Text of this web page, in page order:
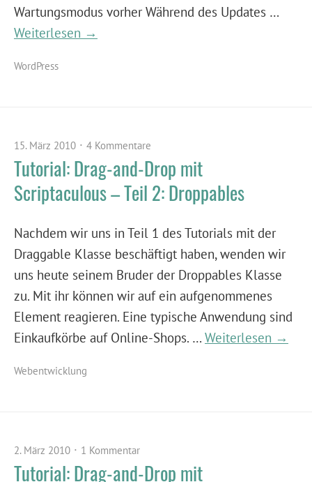
Wartungsmodus vorher Während des Updates …
Weiterlesen →
WordPress
15. März 2010 4 Kommentare
Tutorial: Drag-and-Drop mit
Scriptaculous – Teil 2: Droppables
Nachdem wir uns in Teil 1 des Tutorials mit der
Draggable Klasse beschäftigt haben, wenden wir
uns heute seinem Bruder der Droppables Klasse
zu. Mit ihr können wir auf ein aufgenommenes
Element reagieren. Eine typische Anwendung sind
Einkaufkörbe auf Online-Shops. … Weiterlesen →
Webentwicklung
2. März 2010 1 Kommentar
Tutorial: Drag-and-Drop mit